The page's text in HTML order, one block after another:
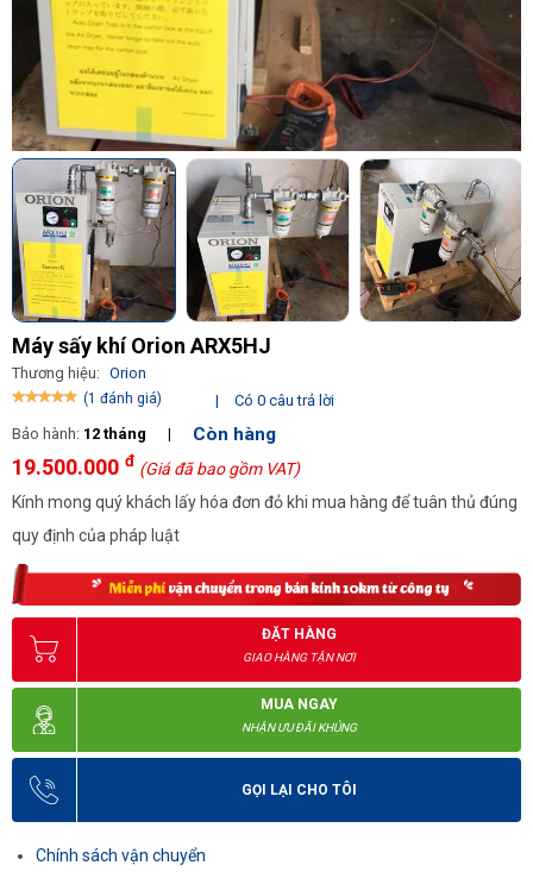
Máy sấy khí Orion ARX5HJ
Thương hiệu: Orion
(1 đánh giá) |
Có 0 câu trả lời
Bảo hành: 12 tháng | Còn hàng
19.500.000 đ (Giá đã bao gồm VAT)
Kính mong quý khách lấy hóa đơn đỏ khi mua hàng để tuân thủ đúng
quy định của pháp luật
ĐẶT HÀNG
GIAO HÀNG TẬN NƠI
MUA NGAY
NHẬN ƯU ĐÃI KHỦNG
GỌI LẠI CHO TÔI
Chính sách vận chuyển